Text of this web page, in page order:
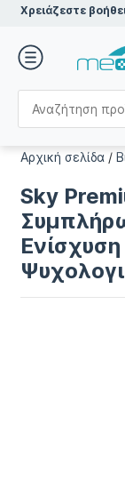
Χρειάζεστε
Αρχική σελίδα /
Sky